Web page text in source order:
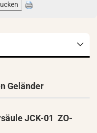
Geländer
JCK-01 ZO-